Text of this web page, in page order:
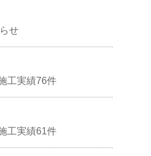
せ
工実績76件
工実績61件